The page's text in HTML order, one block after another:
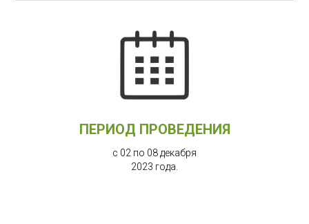
ПЕРИОД ПРОВЕДЕНИЯ
с 02 по 08 декабря
2023 года.